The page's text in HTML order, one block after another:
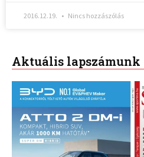
2016.12.19. Nincs hozzászólás
Aktuális lapszámunk